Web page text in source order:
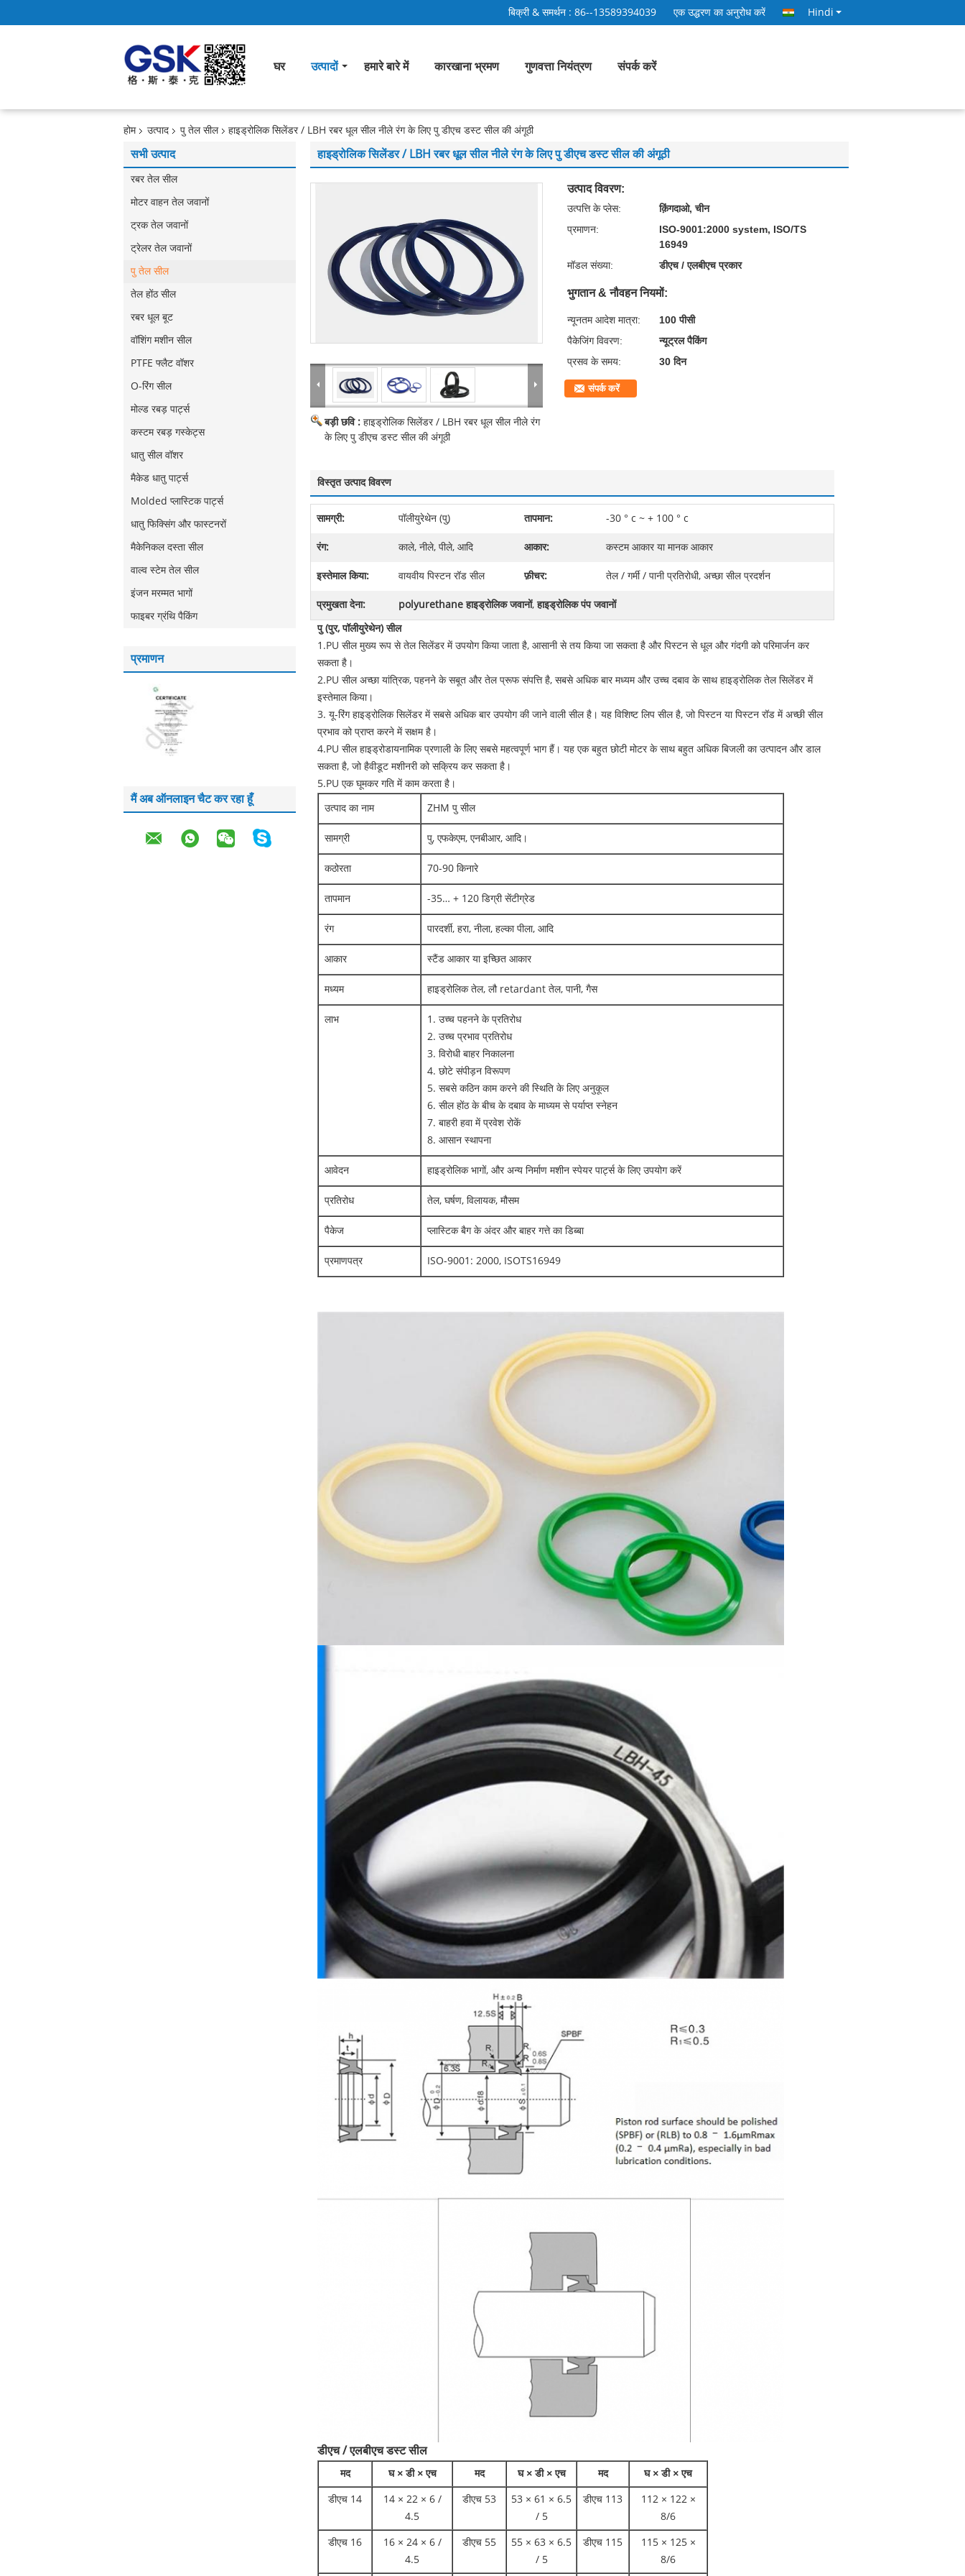
बिक्री & समर्थन : 86--13589394039 एक उद्धरण का अनुरोध करें Hindi
घर उत्पादों हमारे बारे में कारखाना भ्रमण गुणवत्ता नियंत्रण संपर्क करें
होम उत्पाद पु तेल सील हाइड्रोलिक सिलेंडर / LBH रबर धूल सील नीले रंग के लिए पु डीएच डस्ट सील की अंगूठी
सभी उत्पाद
रबर तेल सील
मोटर वाहन तेल जवानों
ट्रक तेल जवानों
ट्रेलर तेल जवानों
पु तेल सील
तेल होंठ सील
रबर धूल बूट
वॉशिंग मशीन सील
PTFE फ्लैट वॉशर
O-रिंग सील
मोल्ड रबड़ पार्ट्स
कस्टम रबड़ गस्केट्स
धातु सील वॉशर
मैकेड धातु पार्ट्स
Molded प्लास्टिक पार्ट्स
धातु फिक्सिंग और फास्टनरों
मैकेनिकल दस्ता सील
वाल्व स्टेम तेल सील
इंजन मरम्मत भागों
फाइबर ग्रंथि पैकिंग
प्रमाणन
मैं अब ऑनलाइन चैट कर रहा हूँ
हाइड्रोलिक सिलेंडर / LBH रबर धूल सील नीले रंग के लिए पु डीएच डस्ट सील की अंगूठी
बड़ी छवि : हाइड्रोलिक सिलेंडर / LBH रबर धूल सील नीले रंग
के लिए पु डीएच डस्ट सील की अंगूठी
उत्पाद विवरण:
उत्पत्ति के प्लेस:
क़िंगदाओ, चीन
प्रमाणन:
ISO-9001:2000 system, ISO/TS
16949
मॉडल संख्या:
डीएच / एलबीएच प्रकार
भुगतान & नौवहन नियमों:
न्यूनतम आदेश मात्रा:
100 पीसी
पैकेजिंग विवरण:
न्यूट्रल पैकिंग
प्रसव के समय:
30 दिन
संपर्क करें
विस्तृत उत्पाद विवरण
सामग्री: पॉलीयुरेथेन (पु) तापमान: -30 ° c ~ + 100 ° c
रंग: काले, नीले, पीले, आदि आकार: कस्टम आकार या मानक आकार
इस्तेमाल किया: वायवीय पिस्टन रॉड सील फ़ीचर: तेल / गर्मी / पानी प्रतिरोधी, अच्छा सील प्रदर्शन
प्रमुखता देना: polyurethane हाइड्रोलिक जवानों,हाइड्रोलिक पंप जवानों
पु (पुर, पॉलीयुरेथेन) सील
1.PU सील मुख्य रूप से तेल सिलेंडर में उपयोग किया जाता है, आसानी से तय किया जा सकता है और पिस्टन से धूल और गंदगी को परिमार्जन कर
सकता है।
2.PU सील अच्छा यांत्रिक, पहनने के सबूत और तेल प्रूफ संपत्ति है, सबसे अधिक बार मध्यम और उच्च दबाव के साथ हाइड्रोलिक तेल सिलेंडर में
इस्तेमाल किया।
3. यू-रिंग हाइड्रोलिक सिलेंडर में सबसे अधिक बार उपयोग की जाने वाली सील है। यह विशिष्ट लिप सील है, जो पिस्टन या पिस्टन रॉड में अच्छी सील
प्रभाव को प्राप्त करने में सक्षम है।
4.PU सील हाइड्रोडायनामिक प्रणाली के लिए सबसे महत्वपूर्ण भाग हैं। यह एक बहुत छोटी मोटर के साथ बहुत अधिक बिजली का उत्पादन और डाल
सकता है, जो हैवीडूट मशीनरी को सक्रिय कर सकता है।
5.PU एक घूमकर गति में काम करता है।
उत्पाद का नाम
ZHM पु सील
सामग्री पु, एफकेएम, एनबीआर, आदि।
कठोरता 70-90 किनारे
तापमान -35… + 120 डिग्री सेंटीग्रेड
रंग पारदर्शी, हरा, नीला, हल्का पीला, आदि
आकार स्टैंड आकार या इच्छित आकार
मध्यम हाइड्रोलिक तेल, लौ retardant तेल, पानी, गैस
लाभ
1. उच्च पहनने के प्रतिरोध
2. उच्च प्रभाव प्रतिरोध
3. विरोधी बाहर निकालना
4. छोटे संपीड़न विरूपण
5. सबसे कठिन काम करने की स्थिति के लिए अनुकूल
6. सील होंठ के बीच के दबाव के माध्यम से पर्याप्त स्नेहन
7. बाहरी हवा में प्रवेश रोकें
8. आसान स्थापना
आवेदन हाइड्रोलिक भागों, और अन्य निर्माण मशीन स्पेयर पार्ट्स के लिए उपयोग करें
प्रतिरोध तेल, घर्षण, विलायक, मौसम
पैकेज प्लास्टिक बैग के अंदर और बाहर गत्ते का डिब्बा
प्रमाणपत्र ISO-9001: 2000, ISOTS16949
डीएच / एलबीएच डस्ट सील
मद घ × डी × एच मद घ × डी × एच मद घ × डी × एच
डीएच 14
14 × 22 × 6 /
4.5
डीएच 53
53 × 61 × 6.5
/ 5
डीएच 113
112 × 122 ×
8/6
डीएच 16
16 × 24 × 6 /
4.5
डीएच 55
55 × 63 × 6.5
/ 5
डीएच 115
115 × 125 ×
8/6